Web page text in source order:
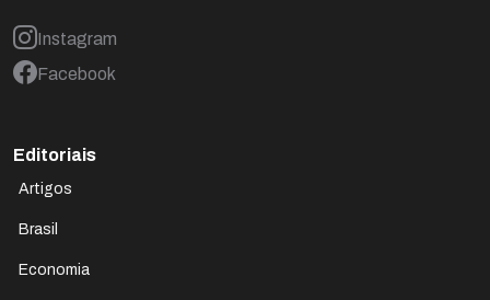
Instagram
Facebook
Editoriais
Artigos
Brasil
Economia